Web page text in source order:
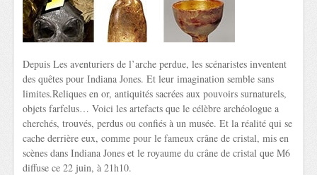
Depuis Les aventuriers de l’arche perdue, les scénaristes inventent
des quêtes pour Indiana Jones. Et leur imagination semble sans
limites.Reliques en or, antiquités sacrées aux pouvoirs surnaturels,
objets farfelus… Voici les artefacts que le célèbre archéologue a
cherchés, trouvés, perdus ou confiés à un musée. Et la réalité qui se
cache derrière eux, comme pour le fameux crâne de cristal, mis en
scènes dans Indiana Jones et le royaume du crâne de cristal que M6
diffuse ce 22 juin, à 21h10.